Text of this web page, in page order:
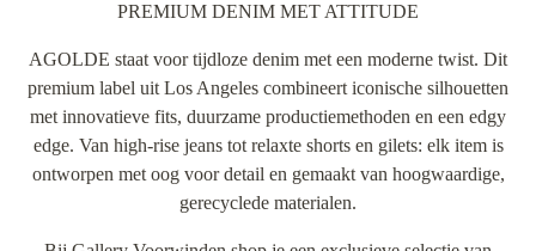
PREMIUM DENIM MET ATTITUDE
AGOLDE staat voor tijdloze denim met een moderne twist. Dit
premium label uit Los Angeles combineert iconische silhouetten
met innovatieve fits, duurzame productiemethoden en een edgy
edge. Van high-rise jeans tot relaxte shorts en gilets: elk item is
ontworpen met oog voor detail en gemaakt van hoogwaardige,
gerecyclede materialen.